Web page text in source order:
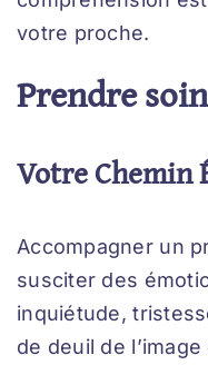
votre proche.
Prendre
Votre Chemin
Accompagner un
susciter des
inquiétude,
de deuil de